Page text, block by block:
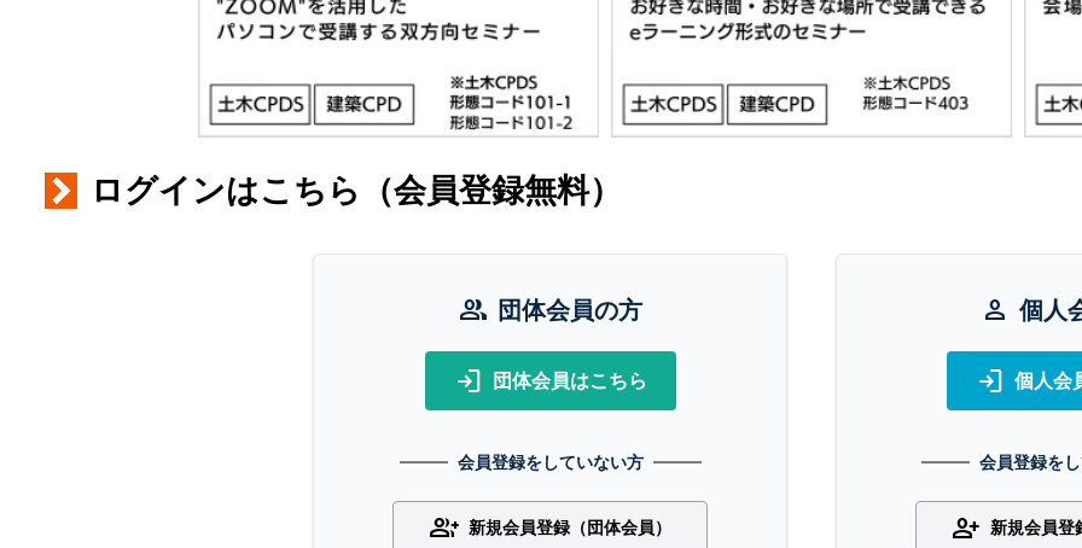
ログインはこちら（会員登録無料）
group 団体会員の方
login 団体会員はこちら
会員登録をしていない方
group_add 新規会員登録（団体会員）
person 個人
login 個人会
会員登録を
person_add 新規会員登